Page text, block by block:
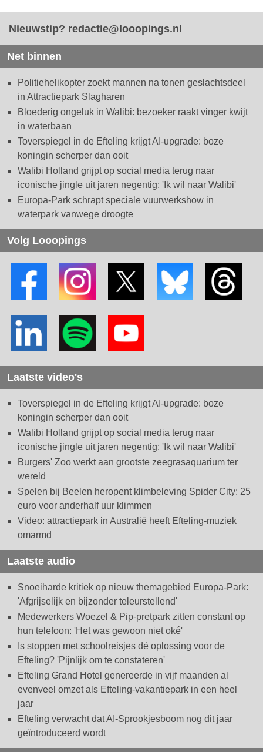
Nieuwstip? redactie@looopings.nl
Net binnen
Politiehelikopter zoekt mannen na tonen geslachtsdeel
in Attractiepark Slagharen
Bloederig ongeluk in Walibi: bezoeker raakt vinger kwijt
in waterbaan
Toverspiegel in de Efteling krijgt AI-upgrade: boze
koningin scherper dan ooit
Walibi Holland grijpt op social media terug naar
iconische jingle uit jaren negentig: 'Ik wil naar Walibi'
Europa-Park schrapt speciale vuurwerkshow in
waterpark vanwege droogte
Volg Looopings
Laatste video's
Toverspiegel in de Efteling krijgt AI-upgrade: boze
koningin scherper dan ooit
Walibi Holland grijpt op social media terug naar
iconische jingle uit jaren negentig: 'Ik wil naar Walibi'
Burgers' Zoo werkt aan grootste zeegrasaquarium ter
wereld
Spelen bij Beelen heropent klimbeleving Spider City: 25
euro voor anderhalf uur klimmen
Video: attractiepark in Australië heeft Efteling-muziek
omarmd
Laatste audio
Snoeiharde kritiek op nieuw themagebied Europa-Park:
'Afgrijselijk en bijzonder teleurstellend'
Medewerkers Woezel & Pip-pretpark zitten constant op
hun telefoon: 'Het was gewoon niet oké'
Is stoppen met schoolreisjes dé oplossing voor de
Efteling? 'Pijnlijk om te constateren'
Efteling Grand Hotel genereerde in vijf maanden al
evenveel omzet als Efteling-vakantiepark in een heel
jaar
Efteling verwacht dat AI-Sprookjesboom nog dit jaar
geïntroduceerd wordt